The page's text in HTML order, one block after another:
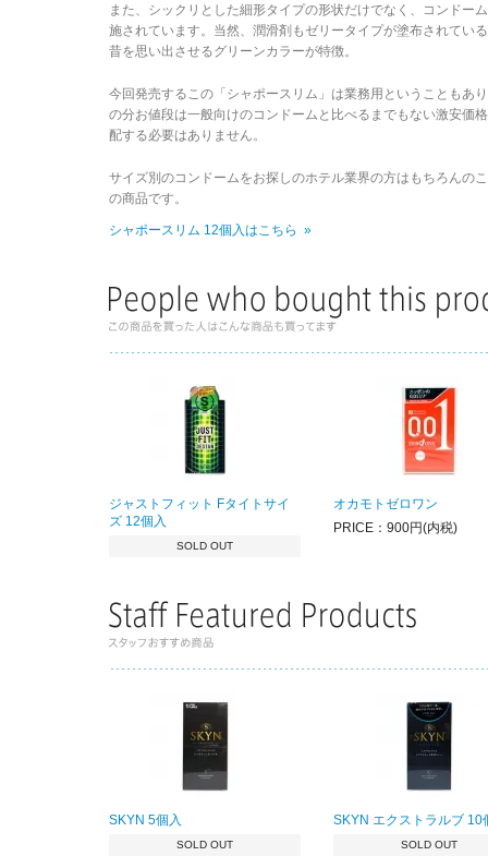
また、シックリとした細形タイプの形状だけでなく、コンドー
施されています。当然、潤滑剤もゼリータイプが塗布されてい
昔を思い出させるグリーンカラーが特徴。
今回発売するこの「シャポースリム」は業務用ということもあ
の分お値段は一般向けのコンドームと比べるまでもない激安価
配する必要はありません。
サイズ別のコンドームをお探しのホテル業界の方はもちろんの
の商品です。
シャポースリム 12個入はこちら »
ジャストフィット Fタイトサイ
ズ 12個入
SOLD OUT
オカモトゼロワン
PRICE：900円(内税)
SKYN 5個入
SOLD OUT
SKYN エクストラルブ 10
SOLD OUT